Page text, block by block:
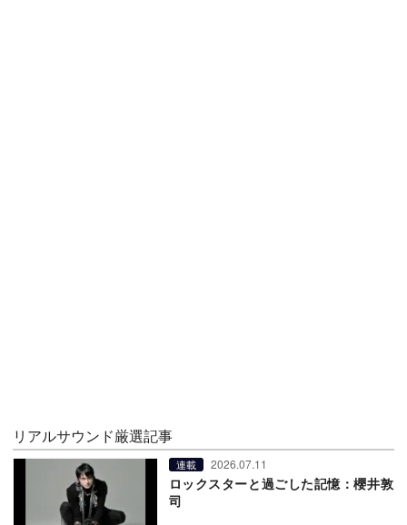
リアルサウンド厳選記事
連載 2026.07.11
ロックスターと過ごした記憶：櫻井敦
司